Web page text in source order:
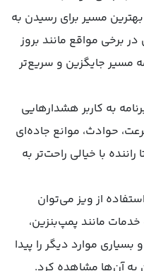
مسیر برای رسیدن به
مواقع مانند بروز
مسیر جایگزین و سریع‌تر
به کاربر هشدارهایی
حوادث، موانع جاده‌ای
با خیالی راحت‌تر به
از ویز می‌توان
خدمات مانند پمپ‌بنزین،
بسیاری موارد دیگر را پیدا